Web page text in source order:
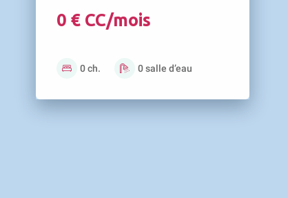
0 € CC/mois
0 ch. 0 salle d’eau